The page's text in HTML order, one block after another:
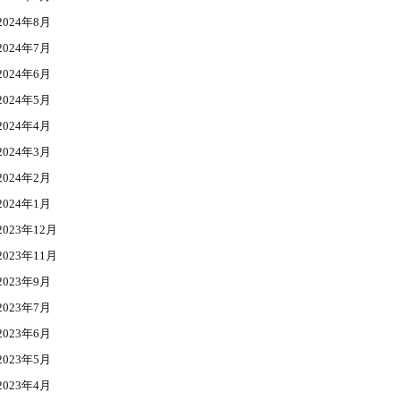
年8月
年7月
年6月
年5月
年4月
年3月
年2月
年1月
年12月
年11月
年9月
年7月
年6月
年5月
年4月